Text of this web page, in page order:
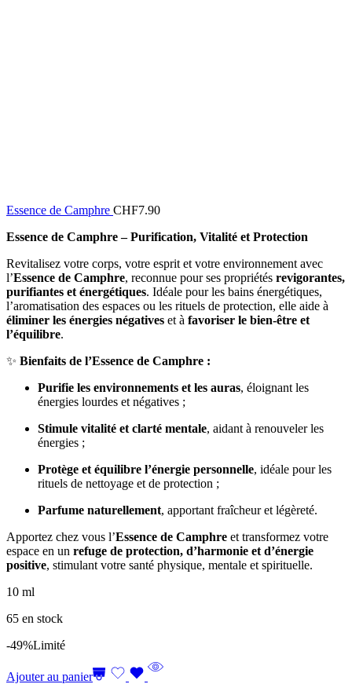
Essence de Camphre CHF7.90
Essence de Camphre – Purification, Vitalité et Protection
Revitalisez votre corps, votre esprit et votre environnement avec
l’Essence de Camphre, reconnue pour ses propriétés revigorantes,
purifiantes et énergétiques. Idéale pour les bains énergétiques,
l’aromatisation des espaces ou les rituels de protection, elle aide à
éliminer les énergies négatives et à favoriser le bien-être et
l’équilibre.
✨ Bienfaits de l’Essence de Camphre :
Purifie les environnements et les auras, éloignant les
énergies lourdes et négatives ;
Stimule vitalité et clarté mentale, aidant à renouveler les
énergies ;
Protège et équilibre l’énergie personnelle, idéale pour les
rituels de nettoyage et de protection ;
Parfume naturellement, apportant fraîcheur et légèreté.
Apportez chez vous l’Essence de Camphre et transformez votre
espace en un refuge de protection, d’harmonie et d’énergie
positive, stimulant votre santé physique, mentale et spirituelle.
10 ml
65 en stock
-49%Limité
Ajouter au panier